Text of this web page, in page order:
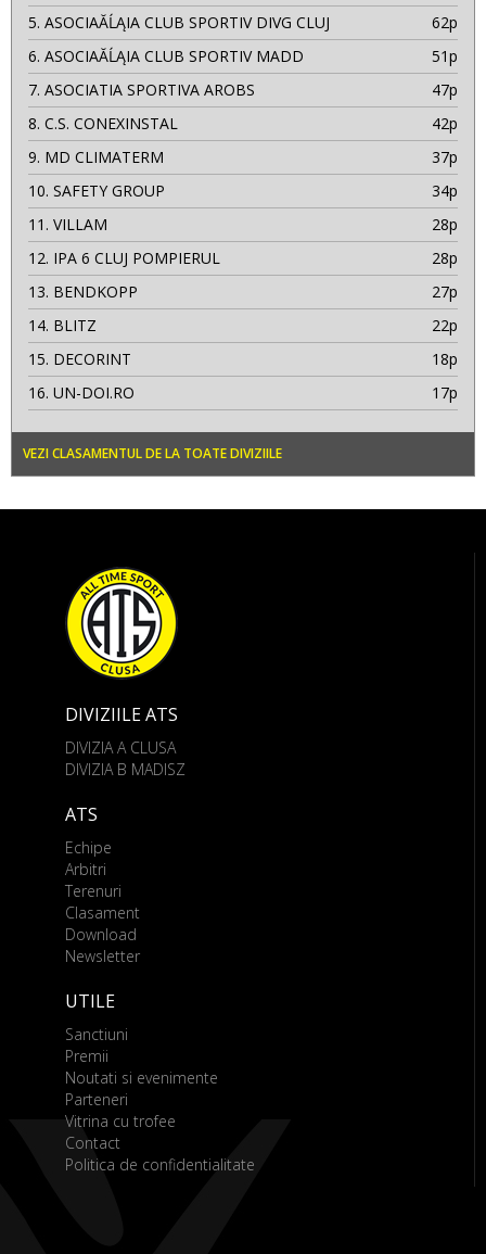
5. ASOCIAĂĹĄIA CLUB SPORTIV DIVG CLUJ
62p
6. ASOCIAĂĹĄIA CLUB SPORTIV MADD
51p
7. ASOCIATIA SPORTIVA AROBS
47p
8. C.S. CONEXINSTAL
42p
9. MD CLIMATERM
37p
10. SAFETY GROUP
34p
11. VILLAM
28p
12. IPA 6 CLUJ POMPIERUL
28p
13. BENDKOPP
27p
14. BLITZ
22p
15. DECORINT
18p
16. UN-DOI.RO 17p
VEZI CLASAMENTUL DE LA TOATE DIVIZIILE
DIVIZIILE ATS
DIVIZIA A CLUSA
DIVIZIA B MADISZ
ATS
Echipe
Arbitri
Terenuri
Clasament
Download
Newsletter
UTILE
Sanctiuni
Premii
Noutati si evenimente
Parteneri
Vitrina cu trofee
Contact
Politica de confidentialitate